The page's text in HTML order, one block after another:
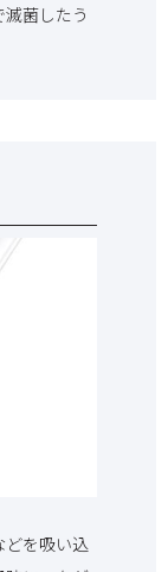
菌したう
どを吸い込